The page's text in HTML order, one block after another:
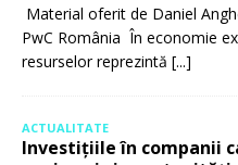
Material oferit de Daniel
PwC România În economie
resurselor reprezintă [...]
ACTUALITATE
Investițiile în companii